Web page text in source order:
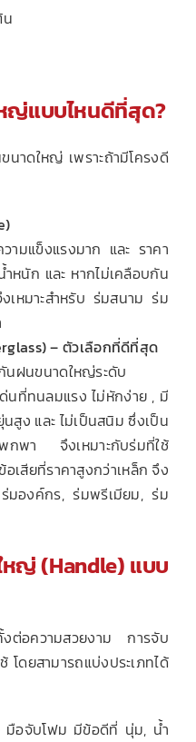
น
ญ่แบบไหนดีที่สุด?
าดใหญ่ เพราะถ้ามีโครงดี
ามแข็งแรงมาก และ ราคา
หนัก และ หากไม่เคลือบกัน
เหมาะสำหรับ ร่มสนาม ร่ม
– ตัวเลือกที่ดีที่สุด
นฝนขนาดใหญ่ระดับ
ที่ทนลมแรง ไม่หักง่าย , มี
สูง และ ไม่เป็นสนิม ซึ่งเป็น
พกพา จึงเหมาะกับร่มที่ใช้
เสียที่ราคาสูงกว่าเหล็ก จึง
มองค์กร, ร่มพรีเมียม, ร่ม
ญ่ (Handle) แบบ
ต่อความสวยงาม การจับ
ดยสามารถแบ่งประเภทได้
มือจับโฟม มีข้อดีที่ นุ่ม, น้ำ